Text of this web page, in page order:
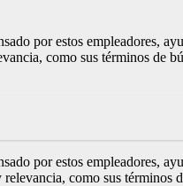
por estos empleadores,
como sus términos de
por estos empleadores,
como sus